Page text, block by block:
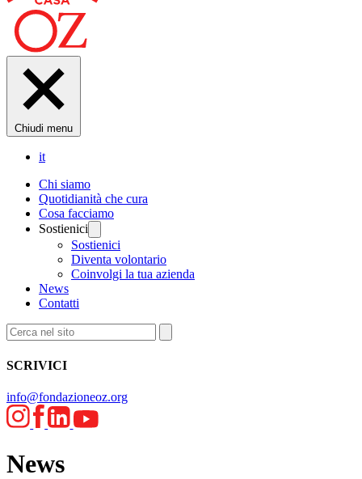
Chiudi menu
it
Chi siamo
Quotidianità che cura
Cosa facciamo
Sostienici
Sostienici
Diventa volontario
Coinvolgi la tua azienda
News
Contatti
SCRIVICI
info@fondazioneoz.org
News